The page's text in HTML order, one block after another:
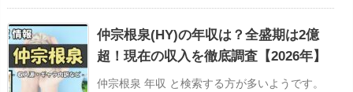
仲宗根泉(HY)の年収は？全盛期は2億
超！現在の収入を徹底調査【2026年】
仲宗根泉 年収 と検索する方が多いようです。